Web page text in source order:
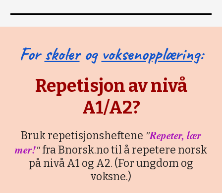
Forskolerog voksenopplæring:
Repetisjon av nivå
A1/A2?
Bruk repetisjonsheftene "Repeter, lær
mer!"fra Bnorsk.no til å repetere norsk
på nivå A1 og A2. (For ungdom og
voksne.)